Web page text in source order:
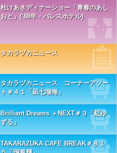
杜けあきディナーショー「青春のあし
おと」(’88年・パレスホテル)
タカラヅカニュース
タカラヅカニュース コーナーアソー
ト＃４１「凪七瑠海」
Brilliant Dreams ＋NEXT＃３「紅ゆ
ずる」
TAKARAZUKA CAFE BREAK＃８１